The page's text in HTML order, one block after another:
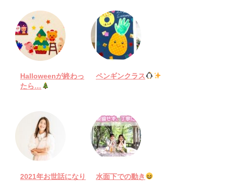
Halloweenが終わっ
たら…
ペンギンクラス
2021年お世話になり
水面下での動き